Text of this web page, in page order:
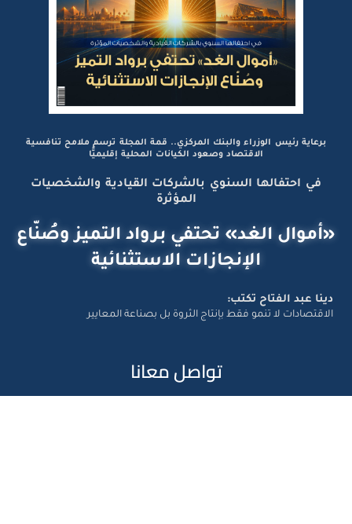
برعاية رئيس الوزراء والبنك المركزي.. قمة المجلة ترسم ملامح تنافسية
الاقتصاد وصعود الكيانات المحلية إقليميًّا
في احتفالها السنوي بالشركات القيادية والشخصيات
المؤثرة
«أموال الغد» تحتفي برواد التميز وصُنّاع
الإنجازات الاستثنائية
دينا عبد الفتاح تكتب:
الاقتصادات لا تنمو فقط بإنتاج الثروة بل بصناعة المعايير
تواصل معانا